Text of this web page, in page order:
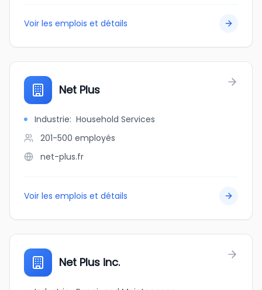
Voir les emplois et détails
Net Plus
Industrie: Household Services
201-500 employés
net-plus.fr
Voir les emplois et détails
Net Plus inc.